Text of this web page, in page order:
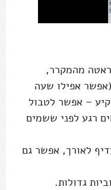
מהמקרר,
אפילו שעה
– אפשר לטבול
רגע לפני ששמים
לאורך, אפשר גם
גדולות.